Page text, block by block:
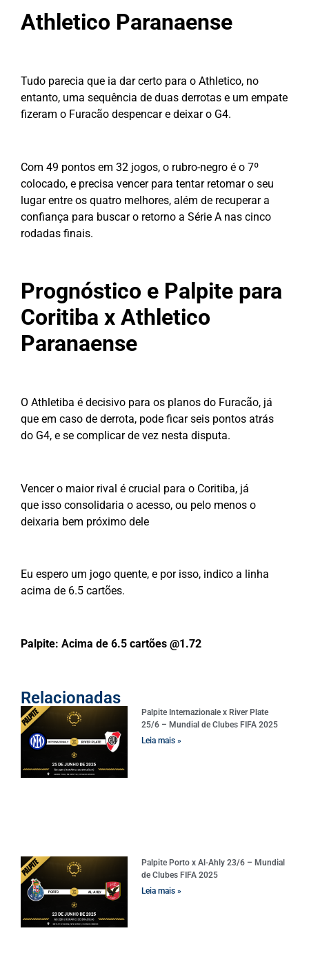
Athletico Paranaense
Tudo parecia que ia dar certo para o Athletico, no
entanto, uma sequência de duas derrotas e um empate
fizeram o Furacão despencar e deixar o G4.
Com 49 pontos em 32 jogos, o rubro-negro é o 7º
colocado, e precisa vencer para tentar retomar o seu
lugar entre os quatro melhores, além de recuperar a
confiança para buscar o retorno a Série A nas cinco
rodadas finais.
Prognóstico e Palpite para
Coritiba x Athletico
Paranaense
O Athletiba é decisivo para os planos do Furacão, já
que em caso de derrota, pode ficar seis pontos atrás
do G4, e se complicar de vez nesta disputa.
Vencer o maior rival é crucial para o Coritiba, já
que isso consolidaria o acesso, ou pelo menos o
deixaria bem próximo dele
Eu espero um jogo quente, e por isso, indico a linha
acima de 6.5 cartões.
Palpite: Acima de 6.5 cartões @1.72
Relacionadas
Palpite Internazionale x River Plate
25/6 – Mundial de Clubes FIFA 2025
Leia mais »
Palpite Porto x Al-Ahly 23/6 – Mundial
de Clubes FIFA 2025
Leia mais »